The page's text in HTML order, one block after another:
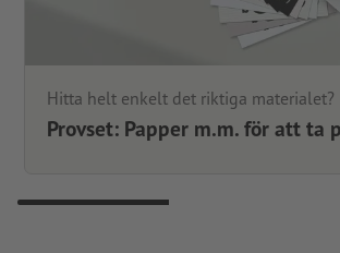
Hitta helt enkelt det riktiga materialet?
Provset: Papper m.m. för att ta